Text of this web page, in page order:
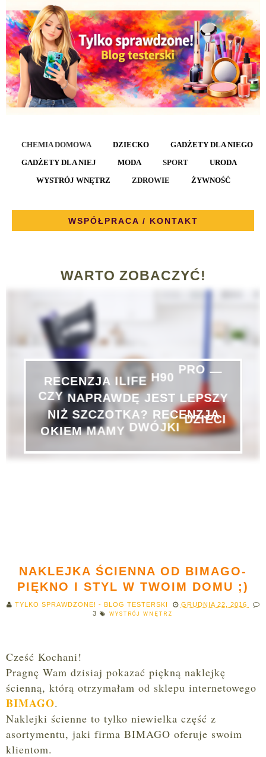
CHEMIA DOMOWA DZIECKO
GADŻETY DLA NIEGO
GADŻETY DLA NIEJ
MODA SPORT
URODA
WYSTRÓJ WNĘTRZ
ZDROWIE ŻYWNOŚĆ
WSPÓŁPRACA / KONTAKT
WARTO ZOBACZYĆ!
RECENZJA ILIFE H90 PRO
—
CZY NAPRAWDĘ JEST LEPSZY
NIŻ SZCZOTKA? RECENZJA
OKIEM MAMY DWÓJKI DZIECI
NAKLEJKA ŚCIENNA OD BIMAGO-
PIĘKNO I STYL W TWOIM DOMU ;)
TYLKO SPRAWDZONE! - BLOG TESTERSKI
GRUDNIA 22, 2016
3
WYSTRÓJ WNĘTRZ
Cześć Kochani!
Pragnę Wam dzisiaj pokazać piękną naklejkę
ścienną, którą otrzymałam od sklepu internetowego
BIMAGO.
Naklejki ścienne to tylko niewielka część z
asortymentu, jaki firma BIMAGO oferuje swoim
klientom.